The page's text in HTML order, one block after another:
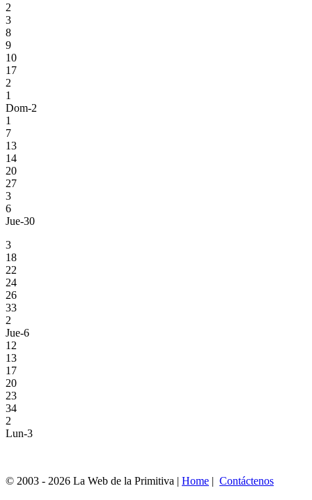
2
3
8
9
10
17
2
1
Dom-2
1
7
13
14
20
27
3
6
Jue-30
3
18
22
24
26
33
2
Jue-6
12
13
17
20
23
34
2
Lun-3
© 2003 - 2026 La Web de la Primitiva | Home | Contáctenos